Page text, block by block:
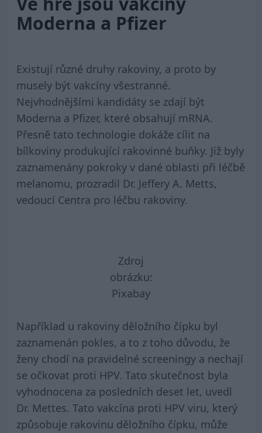
Moderna a Pfizer
Existují různé druhy rakoviny, a proto by
musely být vakcíny všestranné.
Nejvhodnějšími kandidáty se zdají být
Moderna a Pfizer, které obsahují mRNA.
Přesně tato technologie dokáže cílit na
bílkoviny produkující rakovinné buňky. Již byly
zaznamenány pokroky v dané oblasti při léčbě
melanomu, prozradil Dr. Jeffery A. Metts,
vedoucí Centra pro léčbu rakoviny.
Zdroj
obrázku:
Pixabay
Například u rakoviny děložního čípku byl
zaznamenán pokles, a to z toho důvodu, že
ženy chodí na pravidelné screeningy a nechají
se očkovat proti HPV. Tato skutečnost byla
vyhodnocena za posledních deset let, uvedl
Dr. Mettes. Tato vakcína proti HPV viru, který
způsobuje rakovinu děložního čípku, může